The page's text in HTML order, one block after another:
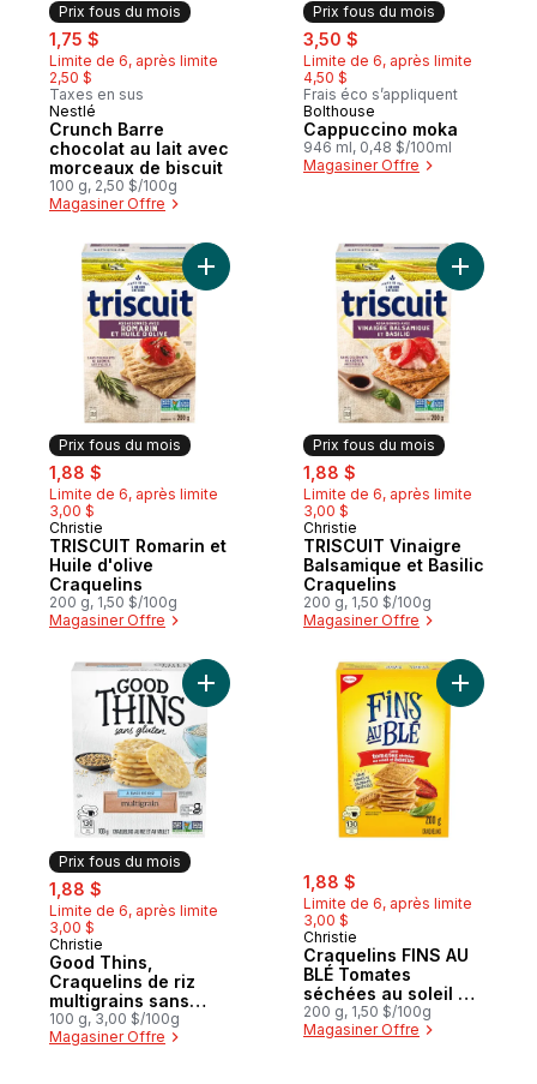
Prix fous du mois
sale:
1,75 $
Limite de 6, après limite
2,50 $
Taxes en sus
Prix fous du mois
Nestlé
Crunch Barre
chocolat au lait avec
morceaux de biscuit
100 g, 2,50 $/100g
Magasiner Offre
Prix fous du mois
sale:
3,50 $
Limite de 6, après limite
4,50 $
Frais éco s’appliquent
Prix fous du mois
Bolthouse
Cappuccino moka
946 ml, 0,48 $/100ml
Magasiner Offre
Prix fous du mois
sale:
1,88 $
Limite de 6, après limite
3,00 $
Prix fous du mois
Christie
TRISCUIT Romarin et
Huile d'olive
Craquelins
200 g, 1,50 $/100g
Magasiner Offre
Ajouter TRISCUIT Romarin et Huile
Prix fous du mois
sale:
1,88 $
Limite de 6, après limite
3,00 $
Prix fous du mois
Christie
TRISCUIT Vinaigre
Balsamique et Basilic
Craquelins
200 g, 1,50 $/100g
Magasiner Offre
Ajouter
Prix fous du mois
sale:
1,88 $
Limite de 6, après limite
3,00 $
Prix fous du mois
Christie
Good Thins,
Craquelins de riz
multigrains sans
gluten, saveur
légère
100 g, 3,00 $/100g
Magasiner Offre
Ajouter Good Thins, Craquelins de riz
sale:
1,88 $
Limite de 6, après limite
3,00 $
Christie
Craquelins FINS AU
BLÉ Tomates
séchées au soleil et
basilic
200 g, 1,50 $/100g
Magasiner Offre
Ajouter